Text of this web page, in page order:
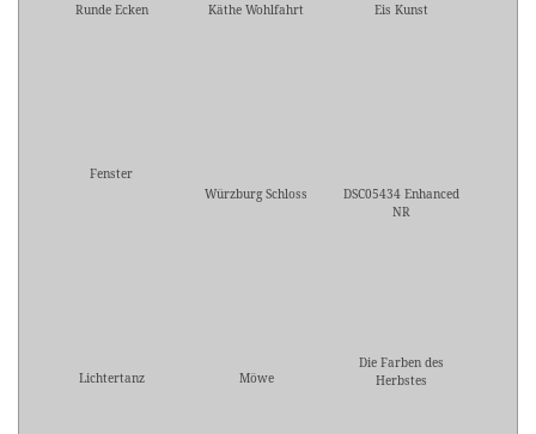
Runde Ecken Käthe Wohlfahrt Eis Kunst
Fenster
Würzburg Schloss
DSC05434 Enhanced
NR
Lichtertanz Möwe
Die Farben des
Herbstes